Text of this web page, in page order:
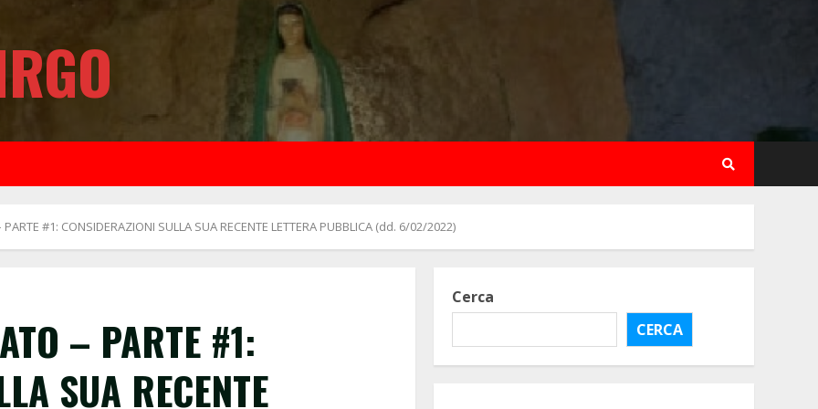
PARTE #1: CONSIDERAZIONI SULLA SUA RECENTE LETTERA PUBBLICA (dd. 6/02/2022)
– PARTE #1:
SUA RECENTE
Cerca
CERCA